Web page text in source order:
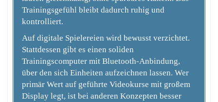
Trainingsgefühl bleibt dadurch ruhig und
kontrolliert.
Auf digitale Spielereien wird bewusst verzichtet.
Stattdessen gibt es einen soliden
Trainingscomputer mit Bluetooth-Anbindung,
über den sich Einheiten aufzeichnen lassen. Wer
primär Wert auf geführte Videokurse mit großem
Display legt, ist bei anderen Konzepten besser